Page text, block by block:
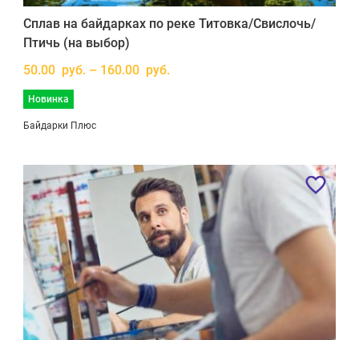
Сплав на байдарках по реке Титовка/Свислочь/
Птичь (на выбор)
50.00 руб. – 160.00 руб.
Новинка
Байдарки Плюс